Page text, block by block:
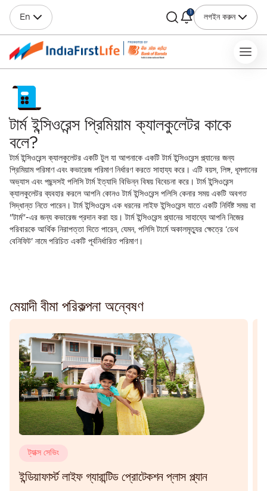
En
1
লগইন করুন
টার্ম ইন্সিওরেন্স প্রিমিয়াম ক্যালকুলেটর কাকে
বলে?
টার্ম ইন্সিওরেন্স ক্যালকুলেটর একটি টুল যা আপনাকে একটি টার্ম ইন্সিওরেন্স প্ল্যানের জন্য
প্রিমিয়াম পরিমাণ এবং কভারেজ পরিমাণ নির্ধারণ করতে সাহায্য করে। এটি বয়স, লিঙ্গ, ধূমপানের
অভ্যাস এবং পছন্দসই পলিসি টার্ম ইত্যাদি বিভিন্ন বিষয় বিবেচনা করে। টার্ম ইন্সিওরেন্স
ক্যালকুলেটর ব্যবহার করলে আপনি কোনও টার্ম ইন্সিওরেন্স পলিসি কেনার সময় একটি অবগত
সিদ্ধান্ত নিতে পারেন। টার্ম ইন্সিওরেন্স এক ধরনের লাইফ ইন্সিওরেন্স যাতে একটি নির্দিষ্ট সময় বা
"টার্ম"-এর জন্য কভারেজ প্রদান করা হয়। টার্ম ইন্সিওরেন্স প্ল্যানের সাহায্যে আপনি নিজের
পরিবারকে আর্থিক নিরাপত্তা দিতে পারেন, যেমন, পলিসি টার্মে অকালমৃত্যুর ক্ষেত্রে ‘ডেথ
বেনিফিট' নামে পরিচিত একটি পূর্বনির্ধারিত পরিমাণ।
মেয়াদী বীমা পরিকল্পনা অন্বেষণ
ইন্ডিয়াফার্স্ট লাইফ গ্যারান্টিড প্রোটেকশন প্লাস প্ল্যান
ট্যাক্স সেভিং